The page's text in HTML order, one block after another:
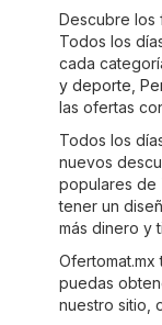
Descubre los
Todos los
cada
y deporte
las ofertas
Todos los
nuevos
populares de
tener un
más dinero y
puedas
nuestro sitio,